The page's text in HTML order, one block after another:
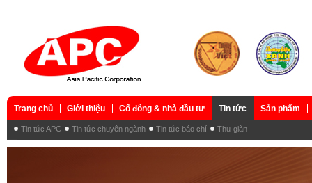
Trang chủ Giới thiệu Cổ đông & nhà đầu tư Tin tức
Tin tức APC Tin tức chuyên ngành Tin tức báo chí Thư giãn
Sản phẩm